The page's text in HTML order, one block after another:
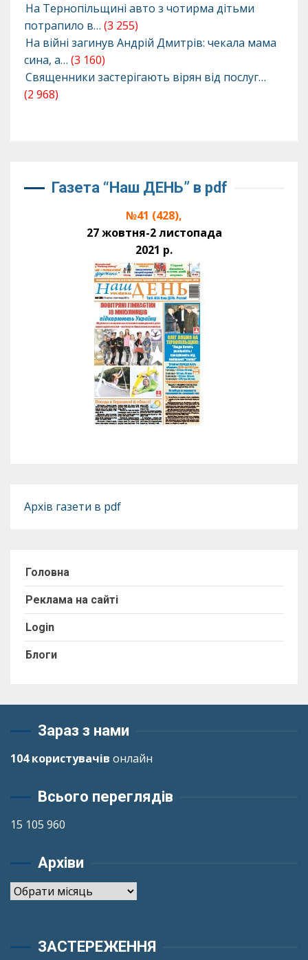
На Тернопільщині авто з чотирма дітьми
потрапило в… (3 255)
На війні загинув Андрій Дмитрів: чекала мама
сина, а… (3 160)
Священники застерігають вірян від послуг…
(2 968)
Газета “Наш ДЕНЬ” в pdf
№41 (428),
27 жовтня-2 листопада
2021 р.
Архів газети в pdf
Головна
Реклама на сайті
Login
Блоги
Зараз з нами
104 користувачів онлайн
Всього переглядів
15 105 960
Архіви
Архіви
ЗАСТЕРЕЖЕННЯ